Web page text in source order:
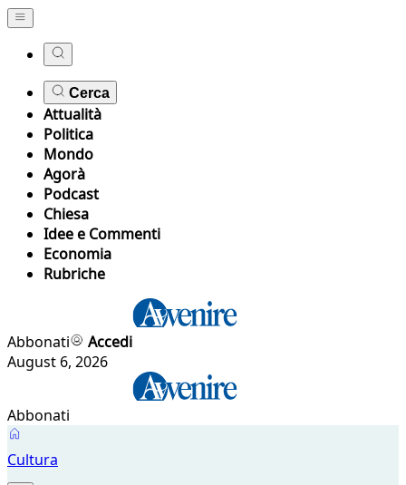
Cerca
Attualità
Politica
Mondo
Agorà
Podcast
Chiesa
Idee e Commenti
Economia
Rubriche
Abbonati
Accedi
August 6, 2026
Abbonati
Cultura